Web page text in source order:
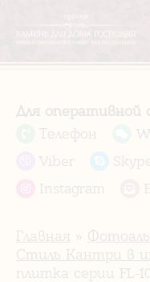
Для оперативной
Телефон
Viber
Instagram
Главная »
Стиль Кантри в
плитка серии FL-